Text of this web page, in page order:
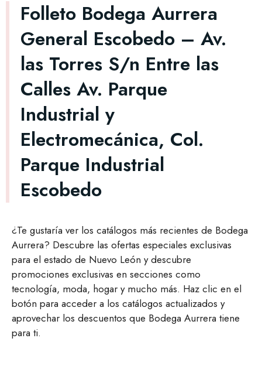
Folleto Bodega Aurrera
General Escobedo – Av.
las Torres S/n Entre las
Calles Av. Parque
Industrial y
Electromecánica, Col.
Parque Industrial
Escobedo
¿Te gustaría ver los catálogos más recientes de Bodega
Aurrera? Descubre las ofertas especiales exclusivas
para el estado de Nuevo León y descubre
promociones exclusivas en secciones como
tecnología, moda, hogar y mucho más. Haz clic en el
botón para acceder a los catálogos actualizados y
aprovechar los descuentos que Bodega Aurrera tiene
para ti.